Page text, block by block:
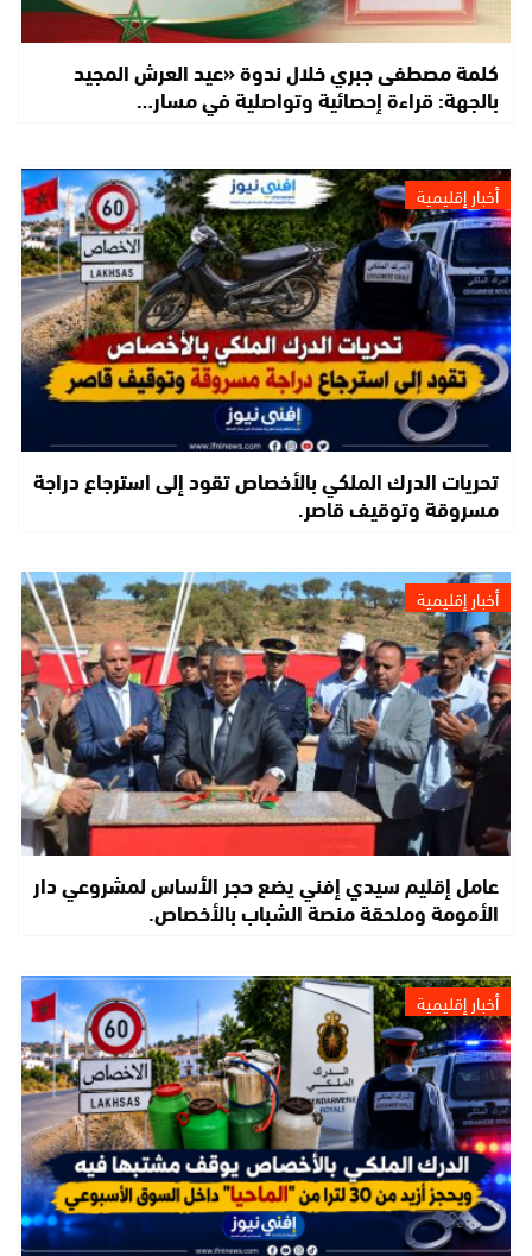
كلمة مصطفى جبري خلال ندوة «عيد العرش المجيد
بالجهة: قراءة إحصائية وتواصلية في مسار…
أخبار إقليمية
تحريات الدرك الملكي بالأخصاص تقود إلى استرجاع دراجة
مسروقة وتوقيف قاصر.
أخبار إقليمية
عامل إقليم سيدي إفني يضع حجر الأساس لمشروعي دار
الأمومة وملحقة منصة الشباب بالأخصاص.
أخبار إقليمية